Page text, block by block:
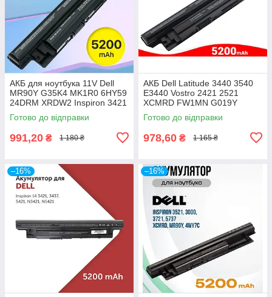
АКБ для ноутбука 11V Dell
MR90Y G35K4 MK1R0 6HY59
24DRM XRDW2 Inspiron 3421
3437 3521 3537 3721 5421
5521 5537
Готово до відправки
991,20 ₴ 1 180 ₴
АКБ Dell Latitude 3440 3540
E3440 Vostro 2421 2521
XCMRD FW1MN G019Y
4DMNG 0MF69 T1G4M
W6XNM 6K73M 6 Cell 11.1V
Готово до відправки
978,60 ₴ 1 165 ₴
–16% –16%